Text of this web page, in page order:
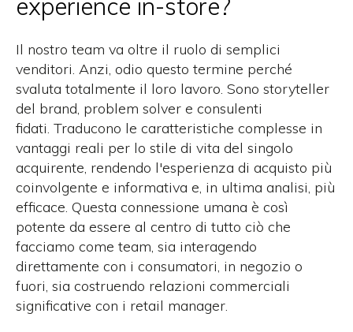
Il nostro team va oltre il ruolo di semplici
venditori. Anzi, odio questo termine perché
svaluta totalmente il loro lavoro. Sono storyteller
del brand, problem solver e consulenti
fidati. Traducono le caratteristiche complesse in
vantaggi reali per lo stile di vita del singolo
acquirente, rendendo l'esperienza di acquisto più
coinvolgente e informativa e, in ultima analisi, più
efficace. Questa connessione umana è così
potente da essere al centro di tutto ciò che
facciamo come team, sia interagendo
direttamente con i consumatori, in negozio o
fuori, sia costruendo relazioni commerciali
significative con i retail manager.